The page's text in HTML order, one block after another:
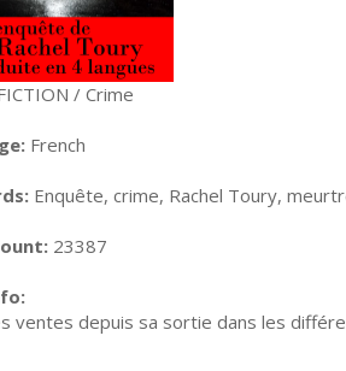
/ Crime
French
Enquête, crime, Rachel Toury,
23387
ventes depuis sa sortie dans les